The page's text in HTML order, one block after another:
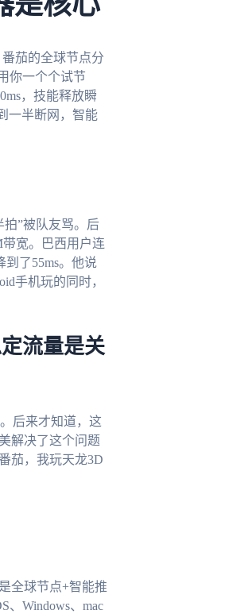
茄的全球节点分
你一个个试节
，技能释放瞬
一半断网，智能
拍”被队友骂。后
宽。巴西用户连
了55ms。他说
手机玩的同时，
流量是关
后来才知道，这
解决了这个问题
茄，我玩天龙3D
全球节点+智能推
Windows、mac